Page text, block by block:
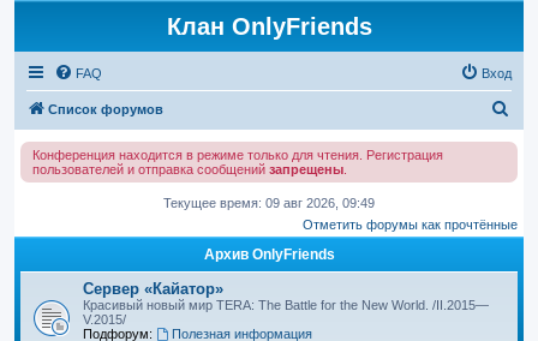
Клан OnlyFriends
FAQ Вход
Список форумов
к
Конференция находится в режиме только для чтения. Регистрация
пользователей и отправка сообщений запрещены
Текущее время: 09 авг 2026, 09:49
Отметить форумы как прочтённые
Архив OnlyFriends
Сервер «Кайатор»
Красивый новый мир TERA: The Battle for the New World. /II.2015—
V.2015/
Подфорум:
Полезная информация